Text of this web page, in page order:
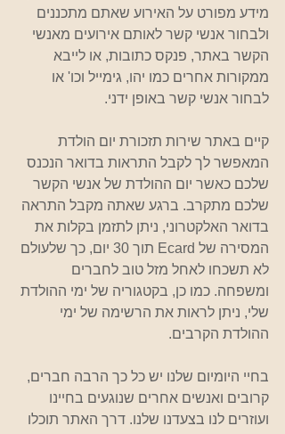
מידע מפורט על האירוע שאתם מתכננים
ולבחור אנשי קשר לאותם אירועים מאנשי
הקשר באתר, פנקס כתובות, או לייבא
ממקורות אחרים כמו יהו, גימייל וכו' או
לבחור אנשי קשר באופן ידני.
קיים באתר שירות תזכורת יום הולדת
המאפשר לך לקבל התראות בדואר הנכנס
שלכם כאשר יום ההולדת של אנשי הקשר
שלכם מתקרב. ברגע שאתה מקבל התראה
בדואר האלקטרוני, ניתן לתזמן בקלות את
המסירה של Ecard תוך 30 יום, כך שלעולם
לא תשכחו לאחל מזל טוב לחברים
ומשפחה. כמו כן, בקטגוריה של ימי ההולדת
שלי, ניתן לראות את הרשימה של ימי
ההולדת הקרבים.
בחיי היומיום שלנו יש כל כך הרבה חברים,
קרובים ואנשים אחרים שנוגעים בחיינו
ועוזרים לנו בצעדנו שלנו. דרך האתר תוכלו